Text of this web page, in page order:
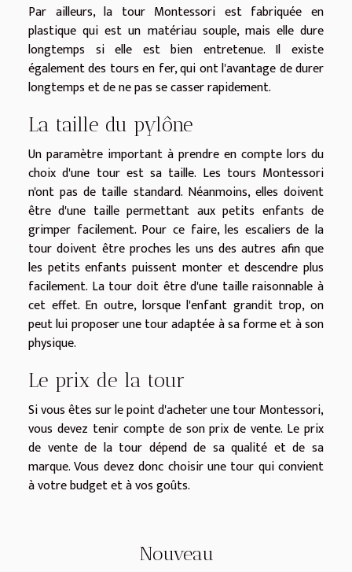
Par ailleurs, la tour Montessori est fabriquée en
plastique qui est un matériau souple, mais elle dure
longtemps si elle est bien entretenue. Il existe
également des tours en fer, qui ont l'avantage de durer
longtemps et de ne pas se casser rapidement.
La taille du pylône
Un paramètre important à prendre en compte lors du
choix d'une tour est sa taille. Les tours Montessori
n'ont pas de taille standard. Néanmoins, elles doivent
être d'une taille permettant aux petits enfants de
grimper facilement. Pour ce faire, les escaliers de la
tour doivent être proches les uns des autres afin que
les petits enfants puissent monter et descendre plus
facilement. La tour doit être d'une taille raisonnable à
cet effet. En outre, lorsque l'enfant grandit trop, on
peut lui proposer une tour adaptée à sa forme et à son
physique.
Le prix de la tour
Si vous êtes sur le point d'acheter une tour Montessori,
vous devez tenir compte de son prix de vente. Le prix
de vente de la tour dépend de sa qualité et de sa
marque. Vous devez donc choisir une tour qui convient
à votre budget et à vos goûts.
Nouveau